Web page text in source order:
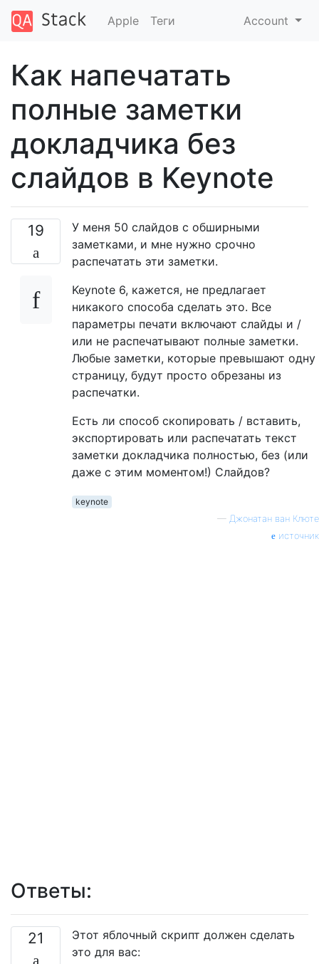
Apple Теги Account
Как напечатать
полные заметки
докладчика без
слайдов в Keynote
19
У меня 50 слайдов с обширными
заметками, и мне нужно срочно
распечатать эти заметки.
Keynote 6, кажется, не предлагает
никакого способа сделать это. Все
параметры печати включают слайды и /
или не распечатывают полные заметки.
Любые заметки, которые превышают одну
страницу, будут просто обрезаны из
распечатки.
Есть ли способ скопировать / вставить,
экспортировать или распечатать текст
заметки докладчика полностью, без (или
даже с этим моментом!) Слайдов?
keynote
— Джонатан ван Клюте
источник
Ответы:
21
Этот яблочный скрипт должен сделать
это для вас: